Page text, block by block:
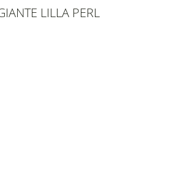
LILLA PERL
Zweischichtlack Menge